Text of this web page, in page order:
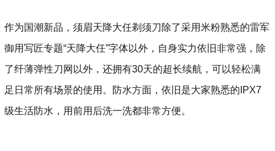
作为国潮新品，须眉天降大任剃须刀除了采用米粉熟悉的雷军
御用写匠专题“天降大任”字体以外，自身实力依旧非常强，除
了纤薄弹性刀网以外，还拥有30天的超长续航，可以轻松满
足日常所有场景的使用。防水方面，依旧是大家熟悉的IPX7
级生活防水，用前用后洗一洗都非常方便。